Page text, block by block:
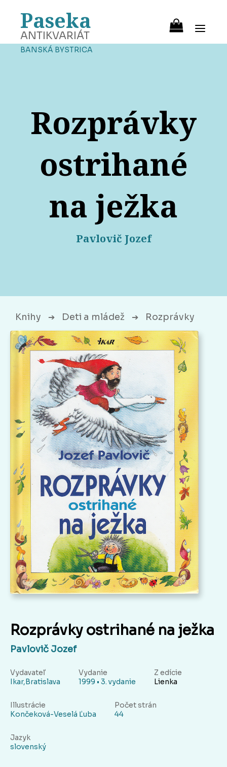
Paseka
ANTIKVARIÁT
BANSKÁ BYSTRICA
Rozprávky
ostrihané
na ježka
Pavlovič Jozef
Knihy ➔ Deti a mládež ➔ Rozprávky
Rozprávky ostrihané na ježka
Pavlovič Jozef
Vydavateľ
Ikar,Bratislava
Vydanie
1999 • 3. vydanie
Z edície
Lienka
Illustrácie
Končeková-Veselá Ľuba
Počet strán
44
Jazyk
slovenský